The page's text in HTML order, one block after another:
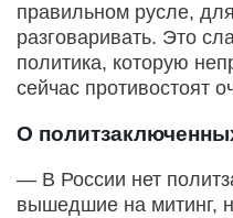
правильном русле,
разговаривать. Это
политика, которую
сейчас противостоят
О
— В России нет
вышедшие на митинг,